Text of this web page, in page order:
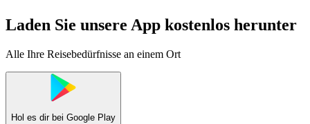
Laden Sie unsere App kostenlos herunter
Alle Ihre Reisebedürfnisse an einem Ort
Hol es dir bei Google Play